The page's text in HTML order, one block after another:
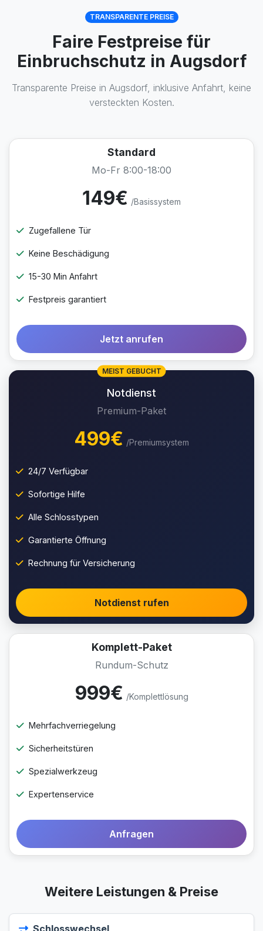
TRANSPARENTE PREISE
Faire Festpreise für
Einbruchschutz in Augsdorf
Transparente Preise in Augsdorf, inklusive Anfahrt, keine
versteckten Kosten.
Standard
Mo-Fr 8:00-18:00
149€ /Basissystem
Zugefallene Tür
Keine Beschädigung
15-30 Min Anfahrt
Festpreis garantiert
Jetzt anrufen
MEIST GEBUCHT
Notdienst
Premium-Paket
499€ /Premiumsystem
24/7 Verfügbar
Sofortige Hilfe
Alle Schlosstypen
Garantierte Öffnung
Rechnung für Versicherung
Notdienst rufen
Komplett-Paket
Rundum-Schutz
999€ /Komplettlösung
Mehrfachverriegelung
Sicherheitstüren
Spezialwerkzeug
Expertenservice
Anfragen
Weitere Leistungen & Preise
Schlosswechsel